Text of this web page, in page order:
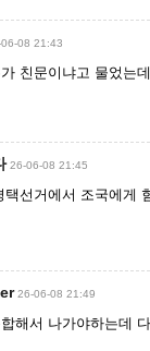
08 21:43
친문이냐고 물었는
26-06-08 21:45
택선거에서 조국에게
26-06-08 21:49
해서 나가야하는데